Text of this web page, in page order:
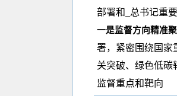
部署和_总书记重
一是监督方向精准聚
署，紧密围绕国家
关突破、绿色低碳
监督重点和靶向